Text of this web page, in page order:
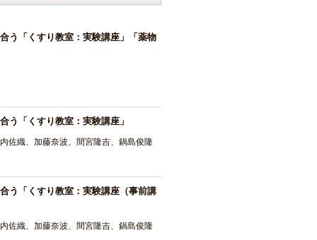
う「くすり教室：実験講座」「薬物
う「くすり教室：実験講座」
佐織、加藤奈波、間宮隆吉、鍋島俊隆
う「くすり教室：実験講座（事前講
佐織、加藤奈波、間宮隆吉、鍋島俊隆